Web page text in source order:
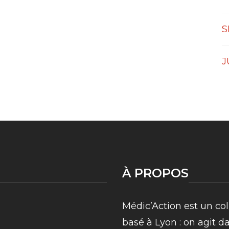
À PROPOS
Médic’Action est un
basé à Lyon : on agit